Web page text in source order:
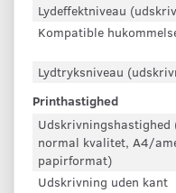
Lydeffektniveau
Kompatible
Lydtryksniveau
Printhastighed
Udskrivningshastighed
normal kvalitet, A4/
papirformat)
Udskrivning uden kant